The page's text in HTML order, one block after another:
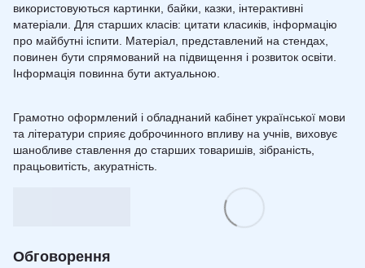
використовуються картинки, байки, казки, інтерактивні
матеріали. Для старших класів: цитати класиків, інформацію
про майбутні іспити. Матеріал, представлений на стендах,
повинен бути спрямований на підвищення і розвиток освіти.
Інформація повинна бути актуальною.
Грамотно оформлений і обладнаний кабінет української мови
та літератури сприяє доброчинного впливу на учнів, виховує
шанобливе ставлення до старших товаришів, зібраність,
працьовитість, акуратність.
Обговорення